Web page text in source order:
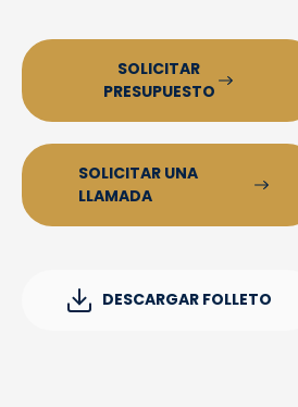
SOLICITAR
PRESUPUESTO
SOLICITAR UNA
LLAMADA
DESCARGAR FOLLETO